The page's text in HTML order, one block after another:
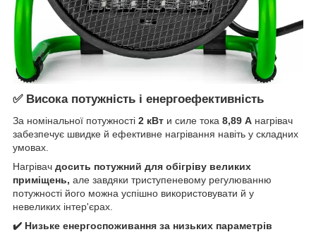
✅ Висока потужність і енергоефективність
За номінальної потужності 2 кВт и силе тока 8,89 А нагрівач
забезпечує швидке й ефективне нагрівання навіть у складних
умовах.
Нагрівач досить потужний для обігріву великих
приміщень, але завдяки триступеневому регулюванню
потужності його можна успішно використовувати й у
невеликих інтер'єрах.
✔️ Низьке енергоспоживання за низьких параметрів